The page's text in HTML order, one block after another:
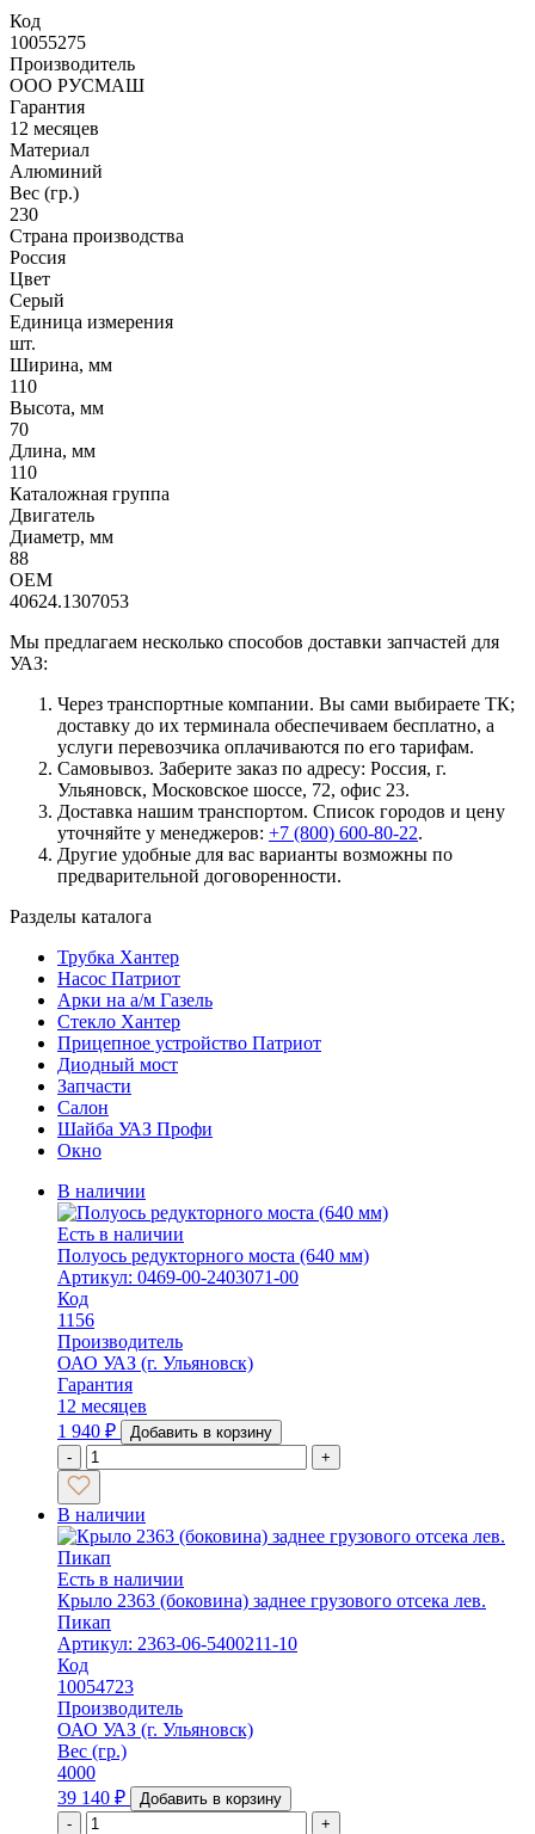
Код
10055275
Производитель
ООO РУСМАШ
Гарантия
12 месяцев
Материал
Алюминий
Вес (гр.)
230
Страна производства
Россия
Цвет
Серый
Единица измерения
шт.
Ширина, мм
110
Высота, мм
70
Длина, мм
110
Каталожная группа
Двигатель
Диаметр, мм
88
OEM
40624.1307053
Мы предлагаем несколько способов доставки запчастей для
УАЗ:
Через транспортные компании. Вы сами выбираете ТК;
доставку до их терминала обеспечиваем бесплатно, а
услуги перевозчика оплачиваются по его тарифам.
Самовывоз. Заберите заказ по адресу: Россия, г.
Ульяновск, Московское шоссе, 72, офис 23.
Доставка нашим транспортом. Список городов и цену
уточняйте у менеджеров: +7 (800) 600-80-22.
Другие удобные для вас варианты возможны по
предварительной договоренности.
Разделы каталога
Трубка Хантер
Насос Патриот
Арки на а/м Газель
Стекло Хантер
Прицепное устройство Патриот
Диодный мост
Запчасти
Салон
Шайба УАЗ Профи
Окно
В наличии
Есть в наличии
Полуось редукторного моста (640 мм)
Артикул: 0469-00-2403071-00
Код
1156
Производитель
ОАО УАЗ (г. Ульяновск)
Гарантия
12 месяцев
1 940 ₽
Добавить в корзину
-
+
В наличии
Есть в наличии
Крыло 2363 (боковина) заднее грузового отсека лев.
Пикап
Артикул: 2363-06-5400211-10
Код
10054723
Производитель
ОАО УАЗ (г. Ульяновск)
Вес (гр.)
4000
39 140 ₽
Добавить в корзину
-
+